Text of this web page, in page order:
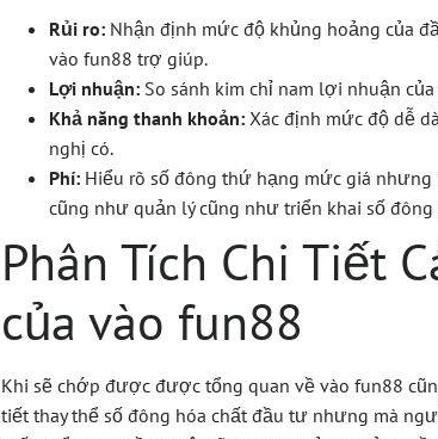
Rủi ro: Nhận định mức độ khủng hoảng của
vào fun88 trợ giúp.
Lợi nhuận: So sánh kim chỉ nam lợi nhuận
Khả năng thanh khoản: Xác định mức độ dễ
nghị có.
Phí: Hiểu rõ số đông thứ hạng mức giá
cũng như quản lý cũng như triển khai số
Phân Tích Chi Tiết
của vào fun88
Khi sẽ chớp được được tổng quan về vào fun88
tiết thay thể số đông hóa chất đầu tư nhưng mà